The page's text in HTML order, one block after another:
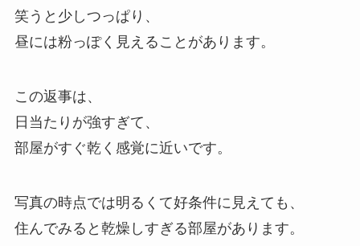
笑うと少しつっぱり、
昼には粉っぽく見えることがあります。
この返事は、
日当たりが強すぎて、
部屋がすぐ乾く感覚に近いです。
写真の時点では明るくて好条件に見えても、
住んでみると乾燥しすぎる部屋があります。